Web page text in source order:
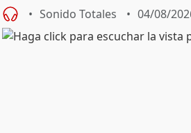
Sonido Totales 04/08/